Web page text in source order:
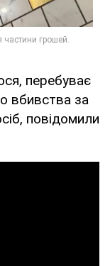
перебуває
вбивства за
повідомили